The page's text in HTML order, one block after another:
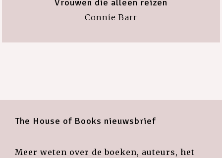
Vrouwen die alleen reizen
Connie Barr
The House of Books nieuwsbrief
Meer weten over de boeken, auteurs, het